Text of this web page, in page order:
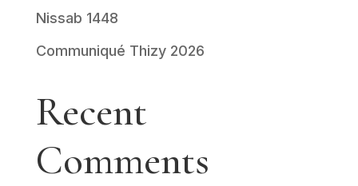
Nissab 1448
Communiqué Thizy 2026
Recent
Comments